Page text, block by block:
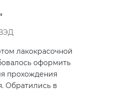
лакокрасочной
оформить
прохождения
Обратились в